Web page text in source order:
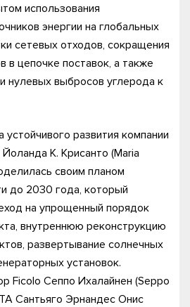
использования
энергии на глобальных
сетевых отходов, сокращения
в цепочке поставок, а также
нулевых выбросов углерода к
развития компании
К. Крисанто (Maria
своим планом
до 2030 года, который
на упрощенный порядок
внутреннюю реконструкцию
развертывание солнечных
установок.
Ficolo Сеппо Ихалайнен (Seppo
Сантьяго Эрнандес Онис